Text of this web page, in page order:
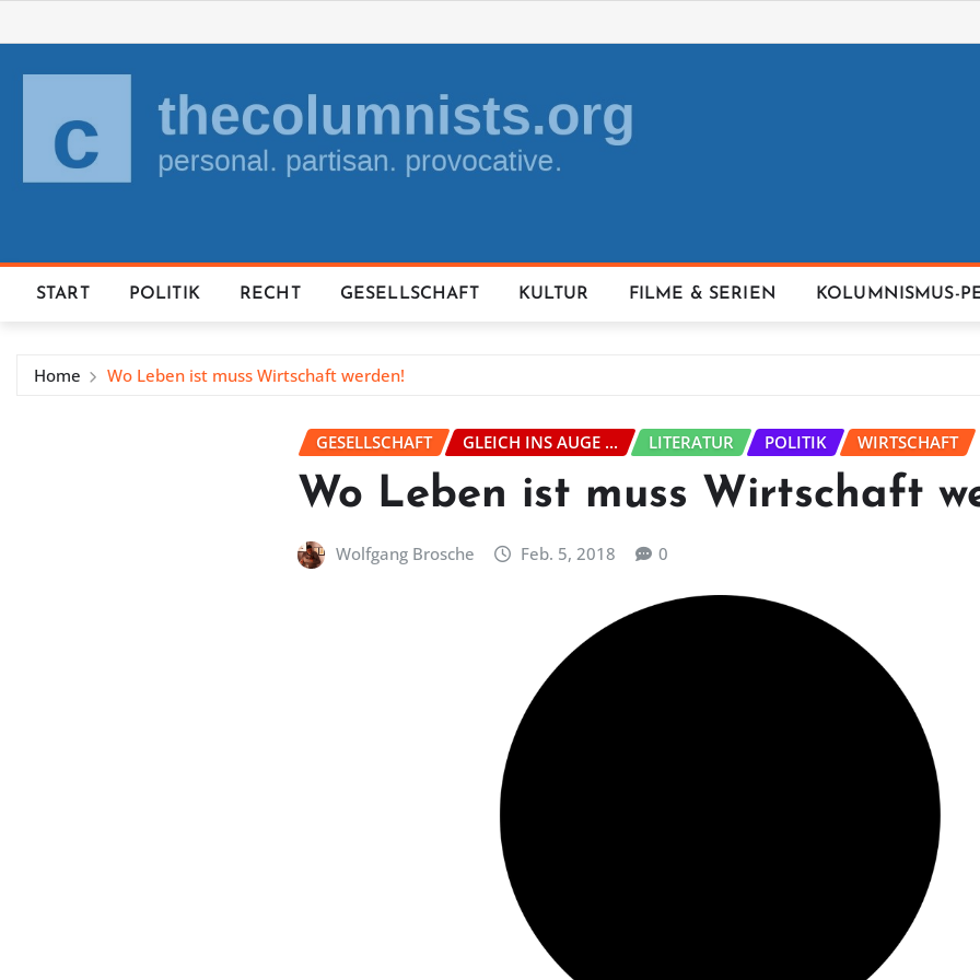
to
content
START POLITIK RECHT GESELLSCHAFT KULTUR FILME & SERIEN KOLUMNISMUS-
Home Wo Leben ist muss Wirtschaft werden!
GESELLSCHAFT GLEICH INS AUGE ... LITERATUR POLITIK WIRTSCHAFT
Wo Leben ist muss Wirtschaft
Wolfgang Brosche Feb. 5, 2018 0